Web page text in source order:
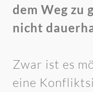
dem Weg zu
nicht
Zwar ist es
eine